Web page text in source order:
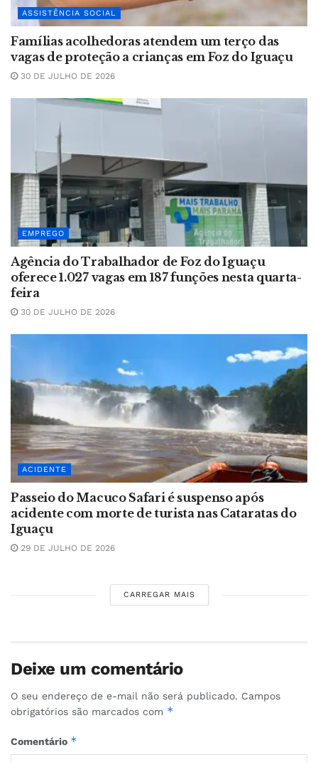
ASSISTÊNCIA SOCIAL
Famílias acolhedoras atendem um terço das
vagas de proteção a crianças em Foz do Iguaçu
30 DE JULHO DE 2026
EMPREGO
Agência do Trabalhador de Foz do Iguaçu
oferece 1.027 vagas em 187 funções nesta quarta-
feira
30 DE JULHO DE 2026
ACIDENTE
Passeio do Macuco Safari é suspenso após
acidente com morte de turista nas Cataratas do
Iguaçu
29 DE JULHO DE 2026
CARREGAR MAIS
Deixe um comentário
O seu endereço de e-mail não será publicado. Campos
obrigatórios são marcados com *
Comentário *